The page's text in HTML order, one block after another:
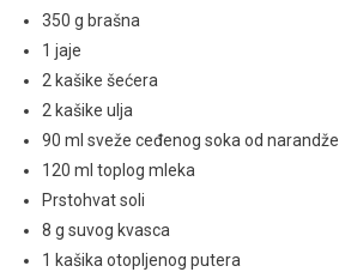
350 g brašna
1 jaje
2 kašike šećera
2 kašike ulja
90 ml sveže ceđenog soka od narandže
120 ml toplog mleka
Prstohvat soli
8 g suvog kvasca
1 kašika otopljenog putera